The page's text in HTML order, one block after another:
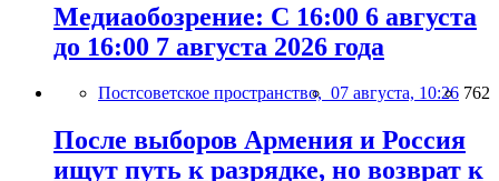
Медиаобозрение: С 16:00 6 августа
до 16:00 7 августа 2026 года
Постсоветское пространство, 07 августа, 10:26 762
После выборов Армения и Россия
ищут путь к разрядке, но возврат к